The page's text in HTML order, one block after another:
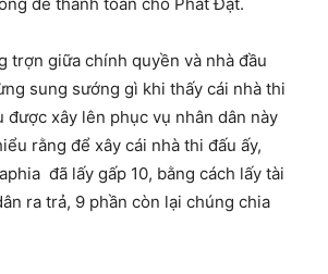
để thanh toán cho Phát Đạt.
trợn giữa chính quyền và nhà đầu
sung sướng gì khi thấy cái nhà thi
được xây lên phục vụ nhân dân này
rằng để xây cái nhà thi đấu ấy,
đã lấy gấp 10, bằng cách lấy tài
ra trả, 9 phần còn lại chúng chia